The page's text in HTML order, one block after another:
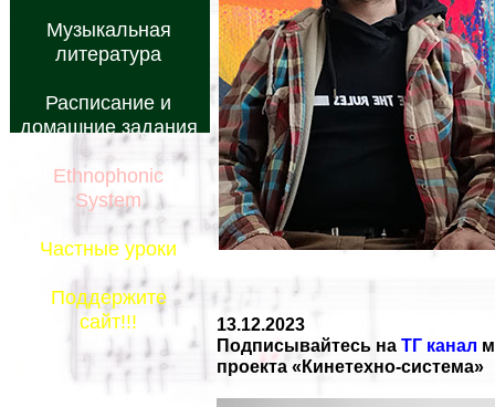
Музыкальная
литература
Расписание и
домашние задания
Ethnophonic
System
Частные уроки
Поддержите
сайт!!!
13.12.2023
Подписывайтесь на ТГ канал
проекта «Кинетехно-система»